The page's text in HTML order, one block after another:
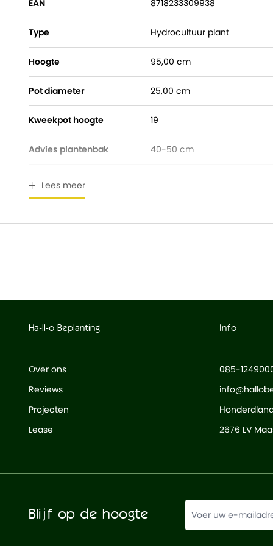
EAN 8718233309938
Type Hydrocultuur plant
Hoogte 95,00 cm
Pot diameter 25,00 cm
Kweekpot hoogte 19
Advies plantenbak 40-50 cm
Lees meer
Ha-ll-o Beplanting
Over ons
Reviews
Projecten
Lease
Info
085-
2676 LV
Blijf op de hoogte